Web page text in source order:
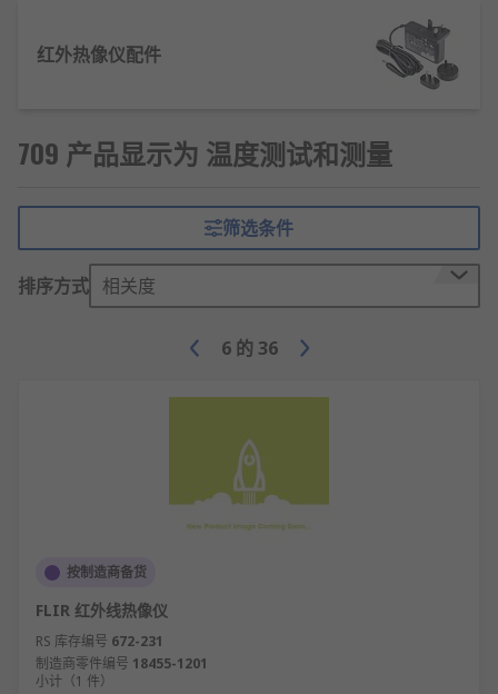
食品加工行业，温度测量确保食品安全，避免
食品变质。
农业生产中，温度测量设备帮助调节作物生长
的温度测试和测量及相关产品,线
上下单满额免运费,24小时内发货.
红外热像仪配件
709 产品显示为 温度测试和测量
筛选条件
排序方式 相关度
6 的 36
按制造商备货
FLIR 红外线热像仪
RS 库存编号 672-231
制造商零件编号 18455-1201
小计（1 件）